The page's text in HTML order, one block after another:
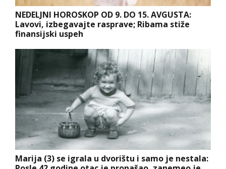
NEDELJNI HOROSKOP OD 9. DO 15. AVGUSTA:
Lavovi, izbegavajte rasprave; Ribama stiže
finansijski uspeh
Marija (3) se igrala u dvorištu i samo je nestala: